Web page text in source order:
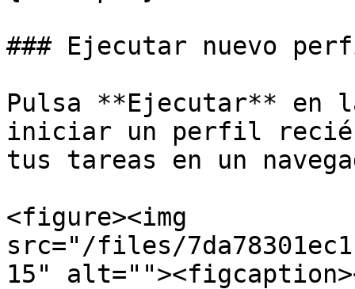
### Ejecutar nuevo
Pulsa **Ejecutar** en
iniciar un perfil
tus tareas en un
<figure><img
src="/files/
15"